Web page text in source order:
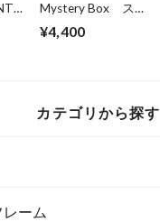
Mystery Box ステ
ッカー3枚パック
¥4,400
カテゴリから探す
ーム